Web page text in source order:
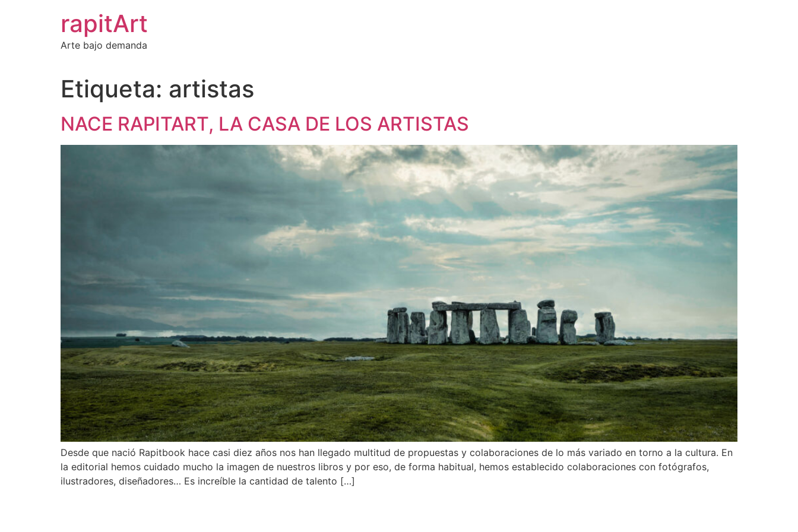
rapitArt
Arte bajo demanda
Etiqueta: artistas
NACE RAPITART, LA CASA DE LOS ARTISTAS
Desde que nació Rapitbook hace casi diez años nos han llegado multitud de propuestas y colaboraciones de lo más variado en torno a la cultura. En
la editorial hemos cuidado mucho la imagen de nuestros libros y por eso, de forma habitual, hemos establecido colaboraciones con fotógrafos,
ilustradores, diseñadores… Es increíble la cantidad de talento […]